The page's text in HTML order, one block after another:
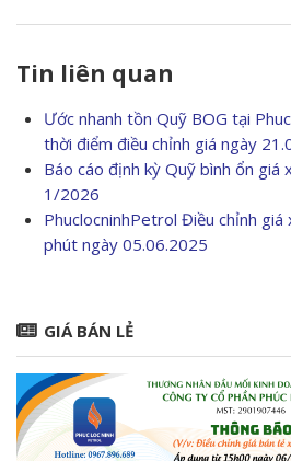
Tin liên quan
Ước nhanh tồn Quỹ BOG tại
thời điểm điều chỉnh giá ngày
Báo cáo định kỳ Quỹ bình ổn giá
1/2026
PhuclocninhPetrol Điều chỉnh
phút ngày 05.06.2025
GIÁ BÁN LẺ